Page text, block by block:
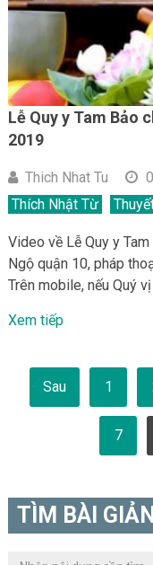
Lễ Quy y Tam Bảo
2019
Thich Nhat Tu
Thích Nhật Từ
Video về Lễ Quy y
Ngộ quận 10, pháp
Trên mobile, nếu Quý
Xem tiếp
Phân
trang
bài
Sau 1
7
TÌM BÀI